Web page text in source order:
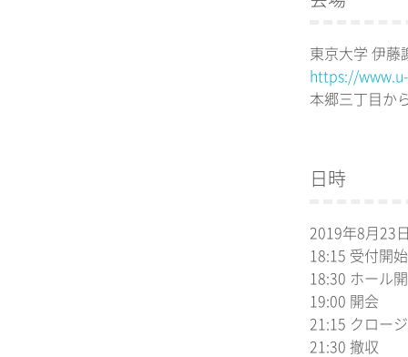
東京大学 伊藤
https://
本郷三丁目か
日時
2019年8月23
18:15 受付開始
18:30 ホール
19:00 開会
21:15 クロー
21:30 撤収